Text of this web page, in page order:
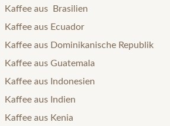
Kaffee aus Brasilien
Kaffee aus Ecuador
Kaffee aus Dominikanische Republik
Kaffee aus Guatemala
Kaffee aus Indonesien
Kaffee aus Indien
Kaffee aus Kenia